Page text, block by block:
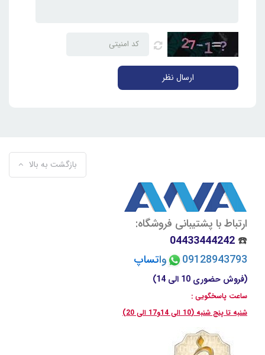
ارسال نظر
بازگشت به بالا
ارتباط با پشتیبانی فروشگاه:
☎️
04433444242
09128943793
واتساپ
(فروش حضوری 10 الی 14)
ساعت پاسخگویی :
شنبه تا پنج شنبه (10 الی 14و17 الی 20)